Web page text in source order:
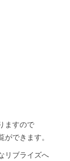
ますので
できます。
リブライズへ